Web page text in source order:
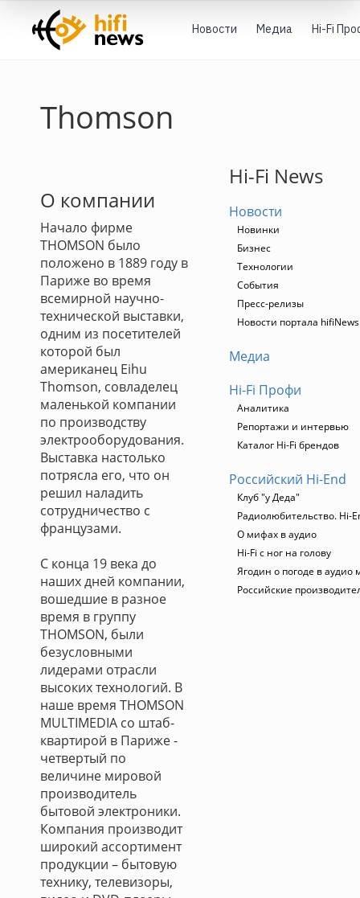
Новости Медиа Hi-Fi
Thomson
О компании
Начало фирме
THOMSON было
положено в 1889 году в
Париже во время
всемирной научно-
технической выставки,
одним из посетителей
которой был
американец Eihu
Thomson, совладелец
маленькой компании
по производству
электрооборудования.
Выставка настолько
потрясла его, что он
решил наладить
сотрудничество с
французами.
С конца 19 века до
наших дней компании,
вошедшие в разное
время в группу
THOMSON, были
безусловными
лидерами отрасли
высоких технологий. В
наше время THOMSON
MULTIMEDIA со штаб-
квартирой в Париже -
четвертый по
величине мировой
производитель
бытовой электроники.
Компания производит
широкий ассортимент
продукции – бытовую
технику, телевизоры,
Hi-Fi News
Новости
Новинки
Бизнес
Технологии
События
Пресс-релизы
Новости портала hifiNews
Медиа
Hi-Fi Профи
Аналитика
Репортажи и интервью
Каталог Hi-Fi брендов
Российский Hi-End
Клуб "у Деда"
Радиолюбительство. Hi-
О мифах в аудио
Hi-Fi с ног на голову
Ягодин о погоде в аудио
Российские